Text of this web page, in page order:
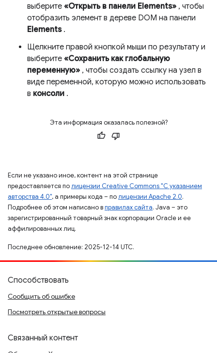
выберите «Открыть в панели Elements» , чтобы
отобразить элемент в дереве DOM на панели
Elements.
Щелкните правой кнопкой мыши по результату и
выберите «Сохранить как глобальную
переменную» , чтобы создать ссылку на узел в
виде переменной, которую можно использовать
в консоли .
Эта информация оказалась полезной?
Если не указано иное, контент на этой странице
предоставляется полицензии Creative Commons "С указанием
авторства 4.0", а примеры кода – полицензии Apache 2.0.
Подробнее об этом написано вправилах сайта. Java – это
зарегистрированный товарный знак корпорации Oracle и ее
аффилированных лиц.
Последнее обновление: 2025-12-14 UTC.
Способствовать
Сообщить об ошибке
Посмотреть открытые вопросы
Связанный контент